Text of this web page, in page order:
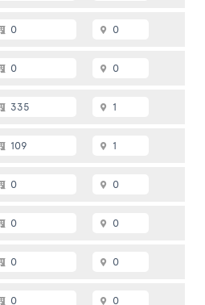
0 0
0 0
335 1
109 1
0 0
0 0
0 0
0 0